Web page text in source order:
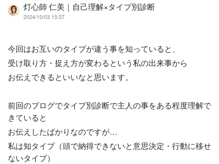
灯心師 仁美｜自己理解×タイプ別診断
2024/10/03 15:37
今回はお互いのタイプが違う事を知っていると、
受け取り方・捉え方が変わるという私の出来事から
お伝えできるといいなと思います。
前回のブログでタイプ別診断で主人の事をある程度理解で
きていると
お伝えしたばかりなのですが…
私は知タイプ（頭で納得できないと意思決定・行動に移せ
ないタイプ）